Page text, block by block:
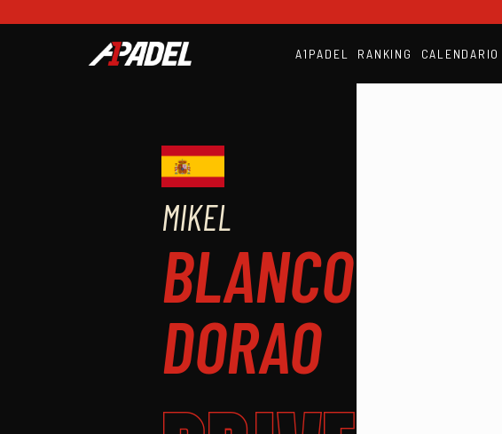
A1PADEL RANKING CALENDARIO
MIKEL
BLANCO
DORAO